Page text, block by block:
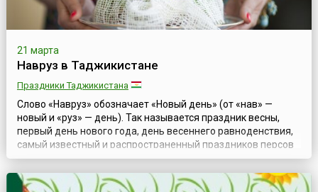
21 марта
Навруз в Таджикистане
Праздники Таджикистана
Слово «Навруз» обозначает «Новый день» (от «нав» —
новый и «руз» — день). Так называется праздник весны,
первый день нового года, день весеннего равноденствия,
самый известный и распространенный праздников персов
— иранцев, таджиков и афганцев. Основные дни праздника
составляют 21 и 22 марта.В каждой стране и в различных
регионах население может отметить это день по-разному,